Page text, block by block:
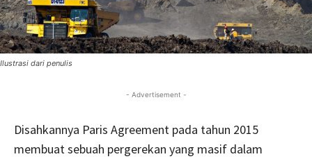
Ilustrasi dari penulis
- Advertisement -
Disahkannya Paris Agreement pada tahun 2015
membuat sebuah pergerekan yang masif dalam